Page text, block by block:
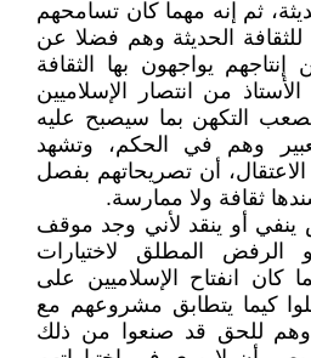
ثم إنه مهما كان تسامحهم
الحديثة وهم فضلا عن
يواجهون بها الثقافة
من انتصار الإسلاميين
التكهن بما سيصبح عليه
وهم في الحكم، وتشهد
أن تصريحاتهم بفصل
ثقافة ولا ممارسة.
ينفي أو ينقد لأني وجد موقف
الرفض المطلق لاختيارات
كان انفتاح الإسلاميين على
كيما يتطابق مشروعهم مع
وهم للحق قد صنعوا من ذلك